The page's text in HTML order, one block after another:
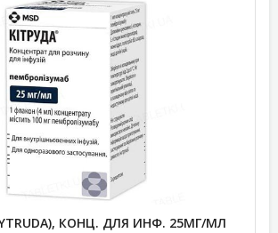
КОНЦ. ДЛЯ ИНФ. 25МГ/МЛ